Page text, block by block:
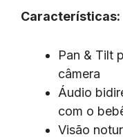
Características:
Pan & Tilt
câmera
Áudio
com o
Visão